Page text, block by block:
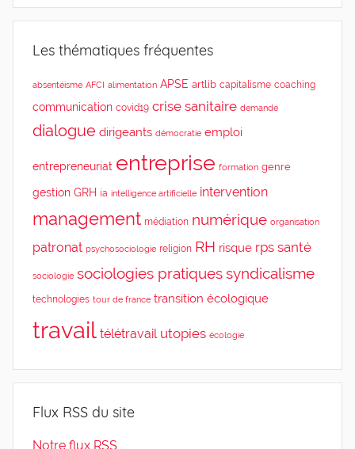
Les thématiques fréquentes
absentéisme AFCI alimentation APSE artlib capitalisme coaching
communication covid19 crise sanitaire demande
dialogue dirigeants démocratie emploi
entrepreneuriat entreprise formation genre
gestion GRH ia intelligence artificielle intervention
management médiation numérique organisation
patronat psychosociologie religion RH risque rps santé
sociologie sociologies pratiquessyndicalisme
technologies tour de france transition écologique
travail télétravail utopies écologie
Flux RSS du site
Notre flux RSS